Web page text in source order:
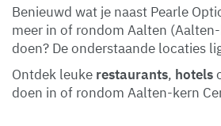
Benieuwd wat je naast Pearle
meer in of rondom Aalten
doen? De onderstaande locaties
Ontdek leuke restaurants, hotels
doen in of rondom Aalten-kern